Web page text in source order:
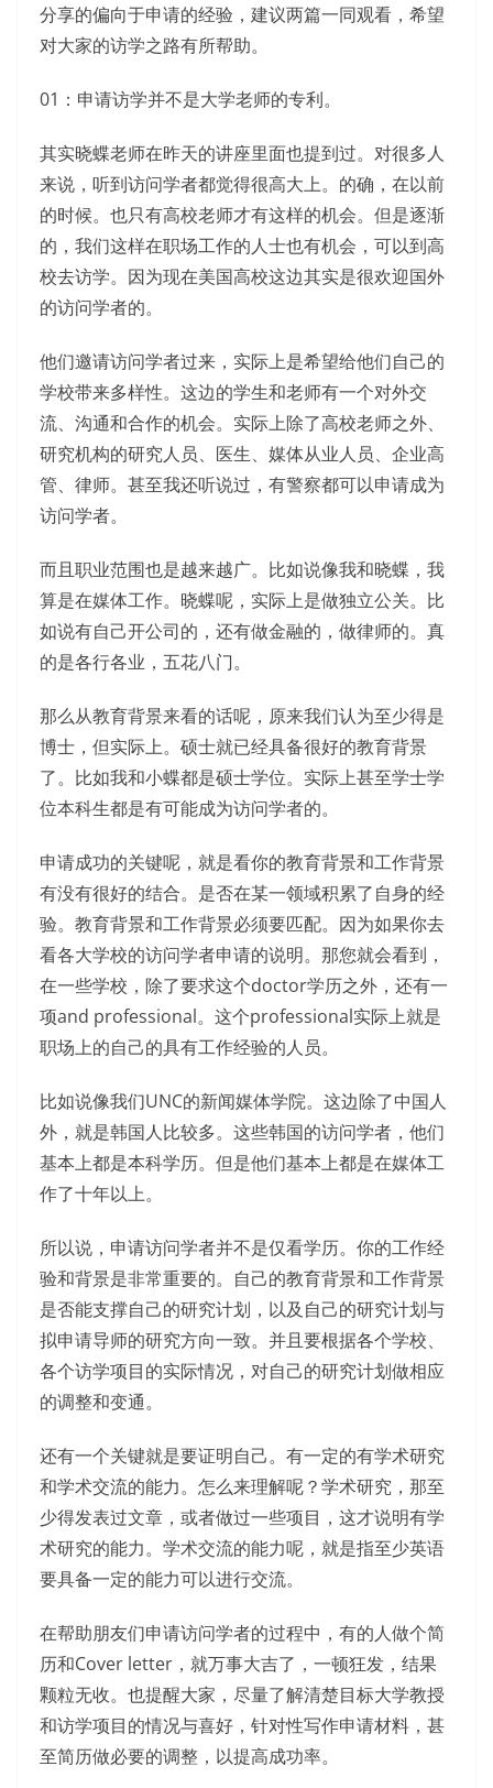
分享的偏向于申请的经验，建议两篇一同观看，希望
对大家的访学之路有所帮助。
01：申请访学并不是大学老师的专利。
其实晓蝶老师在昨天的讲座里面也提到过。对很多人
来说，听到访问学者都觉得很高大上。的确，在以前
的时候。也只有高校老师才有这样的机会。但是逐渐
的，我们这样在职场工作的人士也有机会，可以到高
校去访学。因为现在美国高校这边其实是很欢迎国外
的访问学者的。
他们邀请访问学者过来，实际上是希望给他们自己的
学校带来多样性。这边的学生和老师有一个对外交
流、沟通和合作的机会。实际上除了高校老师之外、
研究机构的研究人员、医生、媒体从业人员、企业高
管、律师。甚至我还听说过，有警察都可以申请成为
访问学者。
而且职业范围也是越来越广。比如说像我和晓蝶，我
算是在媒体工作。晓蝶呢，实际上是做独立公关。比
如说有自己开公司的，还有做金融的，做律师的。真
的是各行各业，五花八门。
那么从教育背景来看的话呢，原来我们认为至少得是
博士，但实际上。硕士就已经具备很好的教育背景
了。比如我和小蝶都是硕士学位。实际上甚至学士学
位本科生都是有可能成为访问学者的。
申请成功的关键呢，就是看你的教育背景和工作背景
有没有很好的结合。是否在某一领域积累了自身的经
验。教育背景和工作背景必须要匹配。因为如果你去
看各大学校的访问学者申请的说明。那您就会看到，
在一些学校，除了要求这个doctor学历之外，还有一
项and professional。这个professional实际上就是
职场上的自己的具有工作经验的人员。
比如说像我们UNC的新闻媒体学院。这边除了中国人
外，就是韩国人比较多。这些韩国的访问学者，他们
基本上都是本科学历。但是他们基本上都是在媒体工
作了十年以上。
所以说，申请访问学者并不是仅看学历。你的工作经
验和背景是非常重要的。自己的教育背景和工作背景
是否能支撑自己的研究计划，以及自己的研究计划与
拟申请导师的研究方向一致。并且要根据各个学校、
各个访学项目的实际情况，对自己的研究计划做相应
的调整和变通。
还有一个关键就是要证明自己。有一定的有学术研究
和学术交流的能力。怎么来理解呢？学术研究，那至
少得发表过文章，或者做过一些项目，这才说明有学
术研究的能力。学术交流的能力呢，就是指至少英语
要具备一定的能力可以进行交流。
在帮助朋友们申请访问学者的过程中，有的人做个简
历和Cover letter，就万事大吉了，一顿狂发，结果
颗粒无收。也提醒大家，尽量了解清楚目标大学教授
和访学项目的情况与喜好，针对性写作申请材料，甚
至简历做必要的调整，以提高成功率。